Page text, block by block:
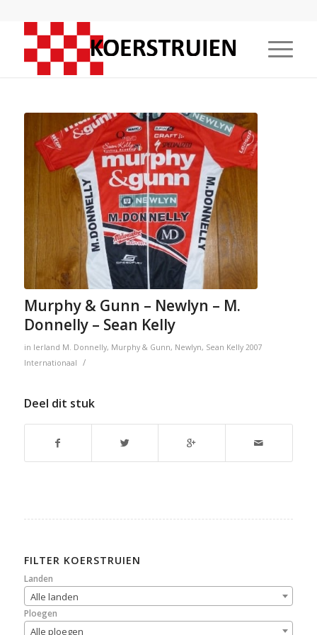
Murphy & Gunn – Newlyn – M.
Donnelly – Sean Kelly
in Ierland M. Donnelly, Murphy & Gunn, Newlyn, Sean Kelly 2007
Internationaal
/
Deel dit stuk
FILTER KOERSTRUIEN
Landen
Alle landen
Ploegen
Alle ploegen